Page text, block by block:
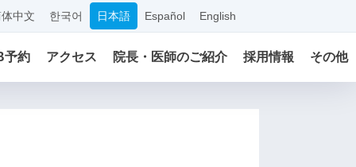
中文 한국어 日本語 Español English
予約 アクセス 院長・医師のご紹介 採用情報 その他